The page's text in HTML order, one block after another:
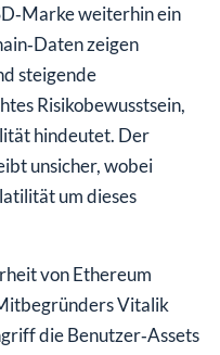
weiterhin ein
zeigen
steigende
Risikobewusstsein,
hindeutet. Der
unsicher, wobei
um dieses
von Ethereum
Vitalik
die Benutzer‑Assets